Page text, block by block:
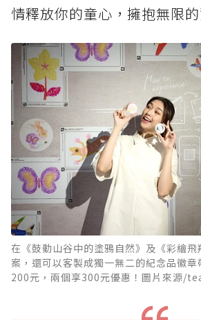
情釋放你的童心，擁抱無限
在《鼓動山谷中的塗鴉自然》及《彩繪
案，還可以客製成獨一無二的紀念品徽章
200元，兩個享300元優惠！圖片來源/